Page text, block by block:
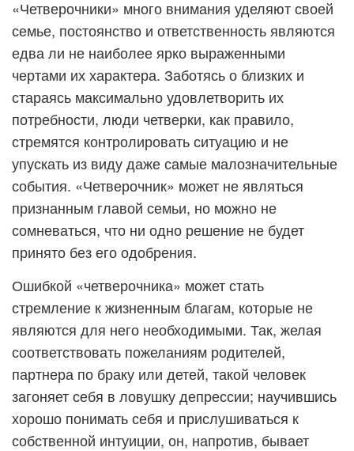
«Четверочники» много внимания уделяют своей
семье, постоянство и ответственность являются
едва ли не наиболее ярко выраженными
чертами их характера. Заботясь о близких и
стараясь максимально удовлетворить их
потребности, люди четверки, как правило,
стремятся контролировать ситуацию и не
упускать из виду даже самые малозначительные
события. «Четверочник» может не являться
признанным главой семьи, но можно не
сомневаться, что ни одно решение не будет
принято без его одобрения.
Ошибкой «четверочника» может стать
стремление к жизненным благам, которые не
являются для него необходимыми. Так, желая
соответствовать пожеланиям родителей,
партнера по браку или детей, такой человек
загоняет себя в ловушку депрессии; научившись
хорошо понимать себя и прислушиваться к
собственной интуиции, он, напротив, бывает